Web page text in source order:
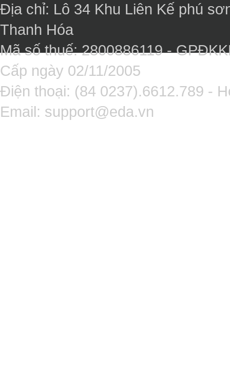
Địa chỉ: Lô 34 Khu Liên Kế phú
Thanh Hóa
Mã số thuế: 2800886119 -
Cấp ngày 02/11/2005
Điện thoại: (84 0237).6612.789 -
Email: support@eda.vn